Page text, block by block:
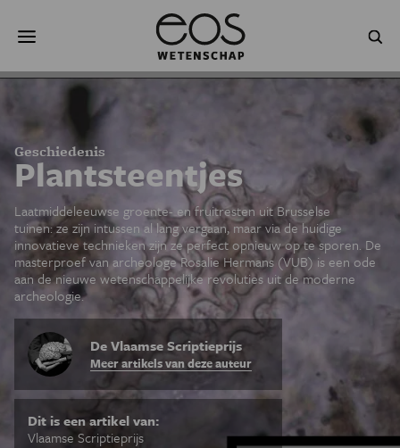
naar
inhoud
NATUUR & MILIEU
NATUURWETENSCHAPPEN GESCHIEDENIS
PSYCHE & BREIN BLOGS
PODCAST AGENDA
JONGE UITDAGERS
Geschiedenis
Plantsteentjes
Laatmiddeleeuwse groente- en fruitresten uit Brusselse
tuinen: ze zijn intussen al lang vergaan, maar via de huidige
innovatieve technieken zijn ze perfect opnieuw op te sporen. De
masterproef van archeologe Rosalie Hermans (VUB) is een ode
aan de nieuwe wetenschappelijke revoluties uit de moderne
archeologie.
De Vlaamse Scriptieprijs
Meer artikels van deze auteur
Dit is een artikel van:
Vlaamse Scriptieprijs